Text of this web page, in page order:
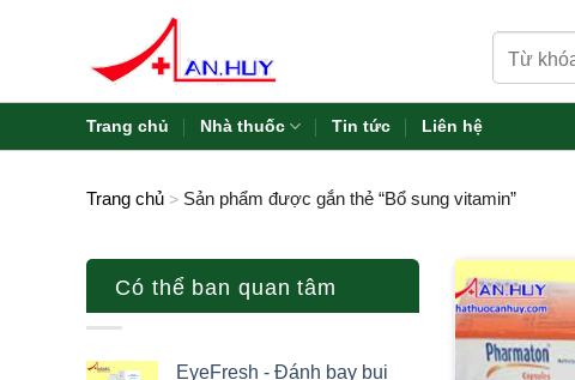
kiếm:
Trang chủ Nhà thuốc Tin tức Liên hệ
Trang chủ > Sản phẩm được gắn thẻ “Bổ sung vitamin”
Có thể ban quan tâm
EyeFresh - Đánh bay bụi